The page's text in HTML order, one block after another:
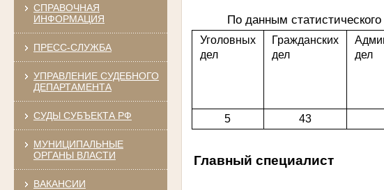
СПРАВОЧНАЯ
ИНФОРМАЦИЯ
ПРЕСС-СЛУЖБА
УПРАВЛЕНИЕ СУДЕБНОГО
ДЕПАРТАМЕНТА
СУДЫ СУБЪЕКТА РФ
МУНИЦИПАЛЬНЫЕ
ОРГАНЫ ВЛАСТИ
ВАКАНСИИ
По данным статистического
Уголовных
дел
Гражданских
дел
дел
5
43
Главный специалист